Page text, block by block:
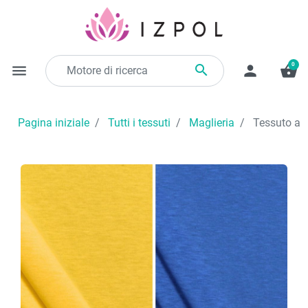
menu  person shopping_basket
0
Pagina iniziale Tutti i tessuti Maglieria Tessuto a